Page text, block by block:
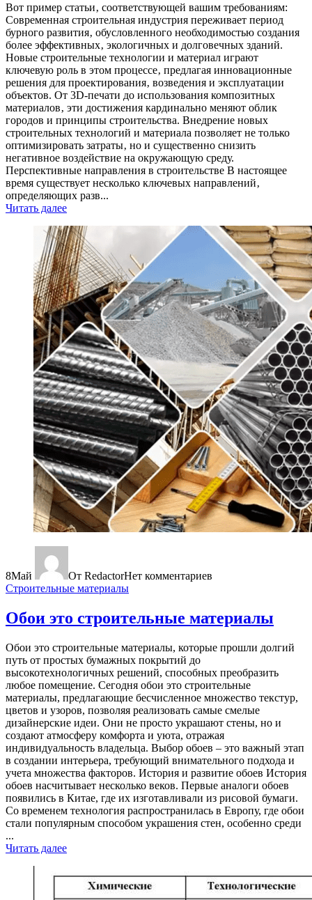
Вот пример статьи‚ соответствующей вашим требованиям:
Современная строительная индустрия переживает период
бурного развития‚ обусловленного необходимостью создания
более эффективных‚ экологичных и долговечных зданий.
Новые строительные технологии и материал играют
ключевую роль в этом процессе‚ предлагая инновационные
решения для проектирования‚ возведения и эксплуатации
объектов. От 3D-печати до использования композитных
материалов‚ эти достижения кардинально меняют облик
городов и принципы строительства. Внедрение новых
строительных технологий и материала позволяет не только
оптимизировать затраты‚ но и существенно снизить
негативное воздействие на окружающую среду.
Перспективные направления в строительстве В настоящее
время существует несколько ключевых направлений‚
определяющих разв...
Читать далее
8Май От RedactorНет комментариев
Строительные материалы
Обои это строительные материалы
Обои это строительные материалы, которые прошли долгий
путь от простых бумажных покрытий до
высокотехнологичных решений, способных преобразить
любое помещение. Сегодня обои это строительные
материалы, предлагающие бесчисленное множество текстур,
цветов и узоров, позволяя реализовать самые смелые
дизайнерские идеи. Они не просто украшают стены, но и
создают атмосферу комфорта и уюта, отражая
индивидуальность владельца. Выбор обоев – это важный этап
в создании интерьера, требующий внимательного подхода и
учета множества факторов. История и развитие обоев История
обоев насчитывает несколько веков. Первые аналоги обоев
появились в Китае, где их изготавливали из рисовой бумаги.
Со временем технология распространилась в Европу, где обои
стали популярным способом украшения стен, особенно среди
...
Читать далее